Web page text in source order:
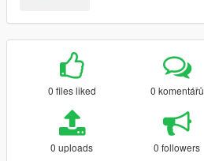
0 files liked 0 komentářů
0 uploads 0 followers